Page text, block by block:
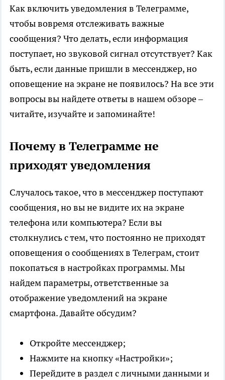
Как включить уведомления в Телеграмме,
чтобы вовремя отслеживать важные
сообщения? Что делать, если информация
поступает, но звуковой сигнал отсутствует? Как
быть, если данные пришли в мессенджер, но
оповещение на экране не появилось? На все эти
вопросы вы найдете ответы в нашем обзоре –
читайте, изучайте и запоминайте!
Почему в Телеграмме не
приходят уведомления
Случалось такое, что в мессенджер поступают
сообщения, но вы не видите их на экране
телефона или компьютера? Если вы
столкнулись с тем, что постоянно не приходят
оповещения о сообщениях в Телеграм, стоит
покопаться в настройках программы. Мы
найдем параметры, ответственные за
отображение уведомлений на экране
смартфона. Давайте обсудим?
Откройте мессенджер;
Нажмите на кнопку «Настройки»;
Перейдите в раздел с личными данными и